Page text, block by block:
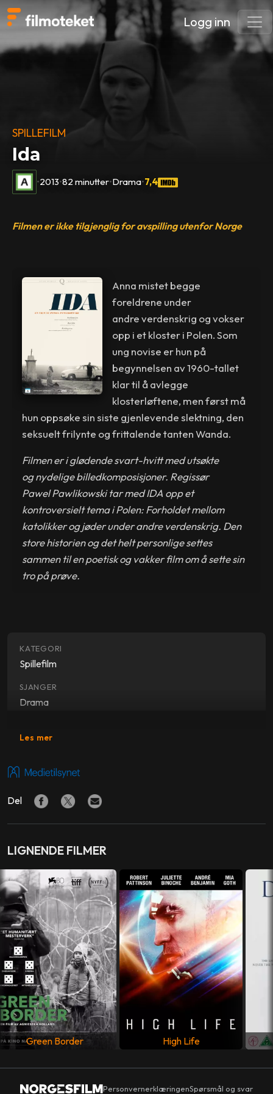
Logg inn
SPILLEFILM
Ida
•2013•82 minutter•Drama•7,4
Filmen er ikke tilgjenglig for avspilling utenfor Norge
Anna mistet begge
foreldrene under
andre verdenskrig og vokser
opp i et kloster i Polen. Som
ung novise er hun på
begynnelsen av 1960-tallet
klar til å avlegge
klosterløftene, men først må
hun oppsøke sin siste gjenlevende slektning, den
seksuelt frilynte og frittalende tanten Wanda.
Filmen er i glødende svart-hvitt med utsøkte
og nydelige billedkomposisjoner. Regissør
Pawel Pawlikowski tar med IDA opp et
kontroversielt tema i Polen: Forholdet mellom
katolikker og jøder under andre verdenskrig. Den
store historien og det helt personlige settes
sammen til en poetisk og vakker film om å sette sin
tro på prøve.
KATEGORI
Spillefilm
SJANGER
Drama
Agata Kulesza
Pawel Pawlikowski
MANUS
Pawel Pawlikowski, Rebecca Lenkiewicz
LAND
Danmark,Frankrike,Polen,Storbritannia
SPRÅK
Polsk
Les mer
Del
LIGNENDE FILMER
Green Border High Life
PersonvernerklæringenSpørsmål og svar